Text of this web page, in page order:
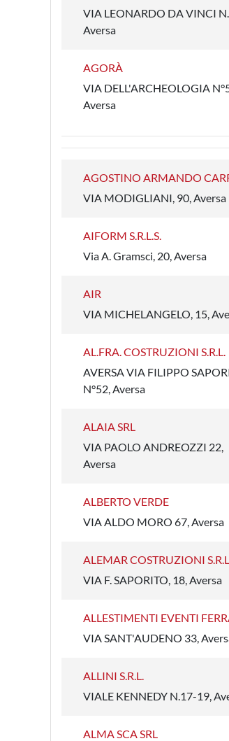
VIA LEONARDO DA VINCI
Aversa
AGORÀ
VIA DELL'ARCHEOLOGIA
Aversa
AGOSTINO ARMANDO
VIA MODIGLIANI, 90, Aversa
AIFORM S.R.L.S.
Via A. Gramsci, 20, Aversa
AIR
VIA MICHELANGELO, 15,
AL.FRA. COSTRUZIONI S.R.L.
AVERSA VIA FILIPPO
N°52, Aversa
ALAIA SRL
VIA PAOLO ANDREOZZI 22,
Aversa
ALBERTO VERDE
VIA ALDO MORO 67, Aversa
ALEMAR COSTRUZIONI
VIA F. SAPORITO, 18, Aversa
ALLESTIMENTI EVENTI
VIA SANT'AUDENO 33,
ALLINI S.R.L.
VIALE KENNEDY N.17-19,
ALMA SCA SRL